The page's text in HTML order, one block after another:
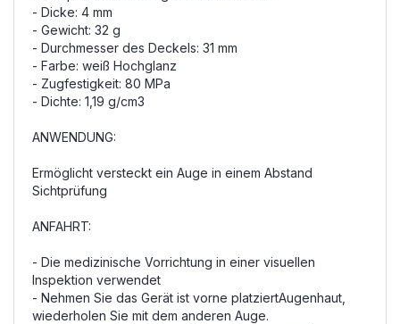
- Dicke: 4 mm
- Gewicht: 32 g
- Durchmesser des Deckels: 31 mm
- Farbe: weiß Hochglanz
- Zugfestigkeit: 80 MPa
- Dichte: 1,19 g/cm3
ANWENDUNG:
Ermöglicht versteckt ein Auge in einem Abstand
Sichtprüfung
ANFAHRT:
- Die medizinische Vorrichtung in einer visuellen
Inspektion verwendet
- Nehmen Sie das Gerät ist vorne platziertAugenhaut,
wiederholen Sie mit dem anderen Auge.